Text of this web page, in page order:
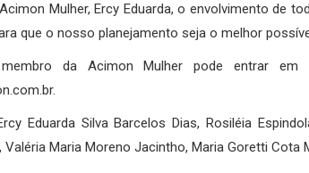
Mulher, Ercy Eduarda, o envolvimento de
que o nosso planejamento seja o melhor
da Acimon Mulher pode entrar
Eduarda Silva Barcelos Dias, Rosiléia
Valéria Maria Moreno Jacintho, Maria Goretti Cota